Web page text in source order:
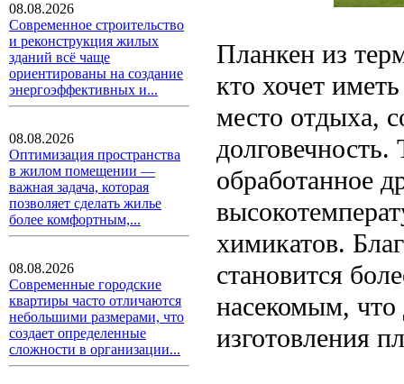
08.08.2026
Современное строительство
и реконструкция жилых
зданий всё чаще
ориентированы на создание
энергоэффективных и...
08.08.2026
Оптимизация пространства
в жилом помещении —
важная задача, которая
позволяет сделать жилье
более комфортным,...
08.08.2026
Современные городские
квартиры часто отличаются
небольшими размерами, что
создает определенные
сложности в организации...
Планкен из
кто хочет
место отдыха,
долговечность.
обработанное
химикатов.
становится
насекомым, что
изготовления